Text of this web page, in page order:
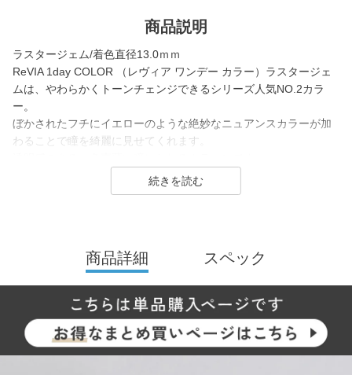
商品説明
ラスタージェム/着色直径13.0ｍｍ
ReVIA 1day COLOR （レヴィア ワンデー カラー）ラスタージェ
ムは、やわらかくトーンチェンジできるシリーズ人気NO.2カラ
ー。
ぼかされたフチにイエローのような絶妙なニュアンスカラーが加
わることで瞳を綺麗に見せてくれます。
ReVIA は2016年に誕生した、「洗練」と「幅広い年齢層に愛され
／Blue Light Barrier（ブルーライトバリア）／TORIC（トーリッ
コンタクトレンズには、“大人美的サイズ”の、大きすぎず小さすぎ
ない絶妙なレンズサイズを採用することでナチュラルでありなが
らも印象的な瞳を演出します。
商品詳細 スペック